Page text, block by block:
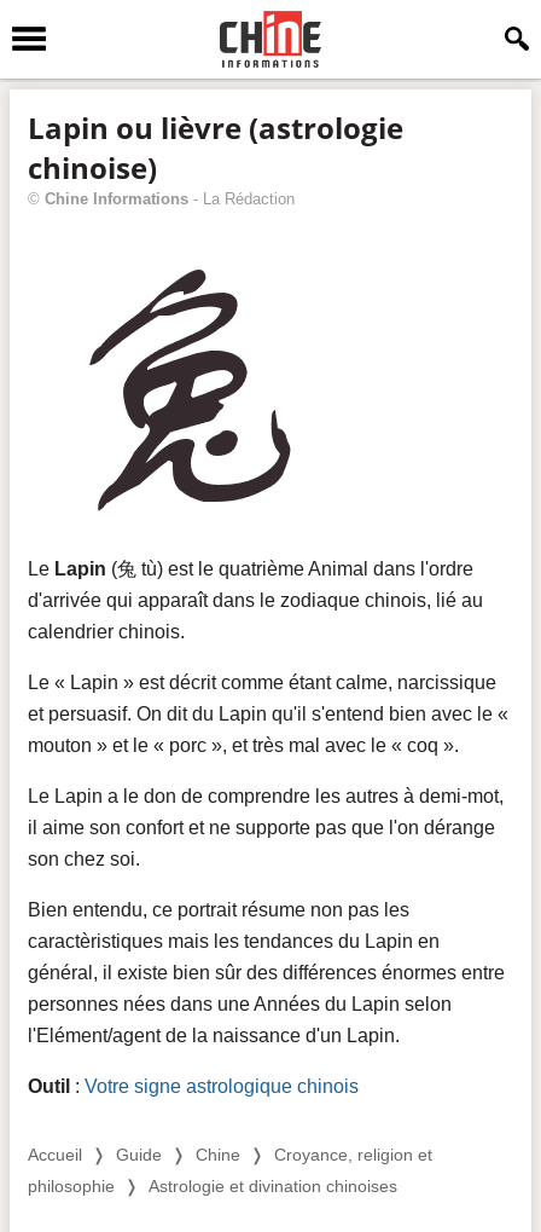
Lapin ou lièvre (astrologie
chinoise)
© Chine Informations - La Rédaction
Le Lapin (兔 tù) est le quatrième Animal dans l'ordre
d'arrivée qui apparaît dans le zodiaque chinois, lié au
calendrier chinois.
Le « Lapin » est décrit comme étant calme, narcissique
et persuasif. On dit du Lapin qu'il s'entend bien avec le «
mouton » et le « porc », et très mal avec le « coq ».
Le Lapin a le don de comprendre les autres à demi-mot,
il aime son confort et ne supporte pas que l'on dérange
son chez soi.
Bien entendu, ce portrait résume non pas les
caractèristiques mais les tendances du Lapin en
général, il existe bien sûr des différences énormes entre
personnes nées dans une Années du Lapin selon
l'Elément/agent de la naissance d'un Lapin.
Outil : Votre signe astrologique chinois
Accueil ❭ Guide ❭ Chine ❭ Croyance, religion et
philosophie ❭ Astrologie et divination chinoises